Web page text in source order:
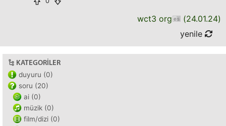
wct3 org (24.01.24)
yenile
KATEGORILER
duyuru (0)
soru (20)
ai (0)
müzik (0)
film/dizi (0)